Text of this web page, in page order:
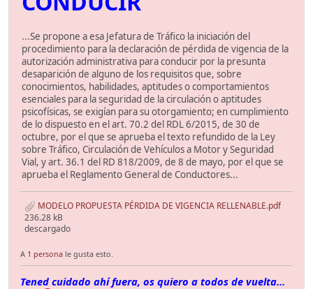
...Se propone a esa Jefatura de Tráfico la iniciación del
procedimiento para la declaración de pérdida de vigencia de la
autorización administrativa para conducir por la presunta
desaparición de alguno de los requisitos que, sobre
conocimientos, habilidades, aptitudes o comportamientos
esenciales para la seguridad de la circulación o aptitudes
psicofísicas, se exigían para su otorgamiento; en cumplimiento
de lo dispuesto en el art. 70.2 del RDL 6/2015, de 30 de
octubre, por el que se aprueba el texto refundido de la Ley
sobre Tráfico, Circulación de Vehículos a Motor y Seguridad
Vial, y art. 36.1 del RD 818/2009, de 8 de mayo, por el que se
aprueba el Reglamento General de Conductores...
MODELO PROPUESTA PÉRDIDA DE VIGENCIA RELLENABLE.pdf
236.28 kB
descargado
A 1 persona le gusta esto.
Tened cuidado ahí fuera, os quiero a todos de vuelta...